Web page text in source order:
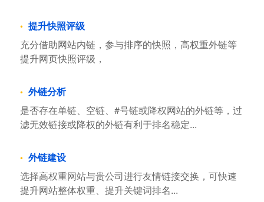
提升快照评级
充分借助网站内链，参与排序的快照，高权重外链等
提升网页快照评级，
外链分析
是否存在单链、空链、#号链或降权网站的外链等，过
滤无效链接或降权的外链有利于排名稳定...
外链建设
选择高权重网站与贵公司进行友情链接交换，可快速
提升网站整体权重、提升关键词排名...